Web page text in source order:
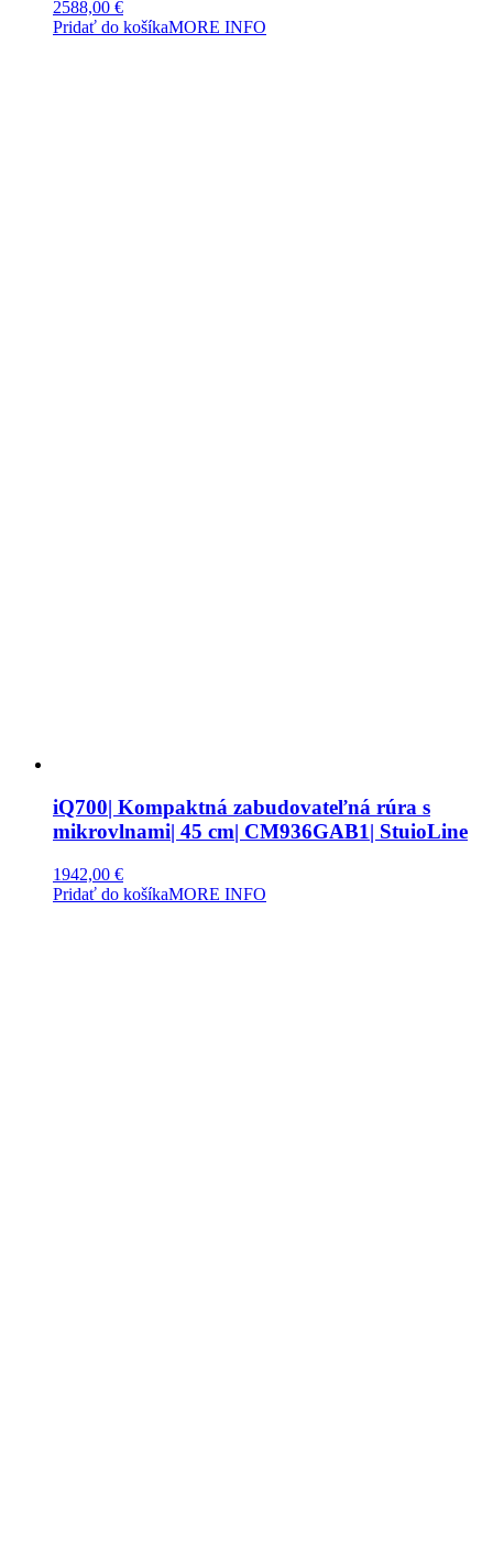
2588,00 €
Pridať do košíkaMORE INFO
iQ700| Kompaktná zabudovateľná rúra s
mikrovlnami| 45 cm| CM936GAB1| StuioLine
1942,00 €
Pridať do košíkaMORE INFO